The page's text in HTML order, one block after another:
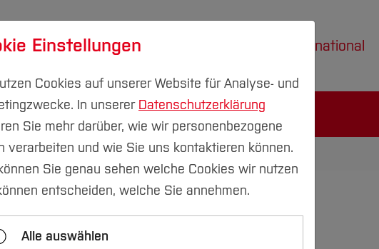
Forschung & Transfer International
Studium ohne Abitur
Einstellungen
Cookies auf unserer Website für Analyse- und
In unserer Datenschutzerklärung
Sie mehr darüber, wie wir personenbezogene
verarbeiten und wie Sie uns kontaktieren können.
Sie genau sehen welche Cookies wir nutzen
entscheiden, welche Sie annehmen.
Alle auswählen